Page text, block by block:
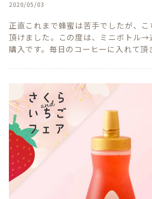
2020/05/03
正直これまで蜂蜜は苦手でしたが、こ
頂けました。この度は、ミニボトル→
購入です。毎日のコーヒーに入れて頂